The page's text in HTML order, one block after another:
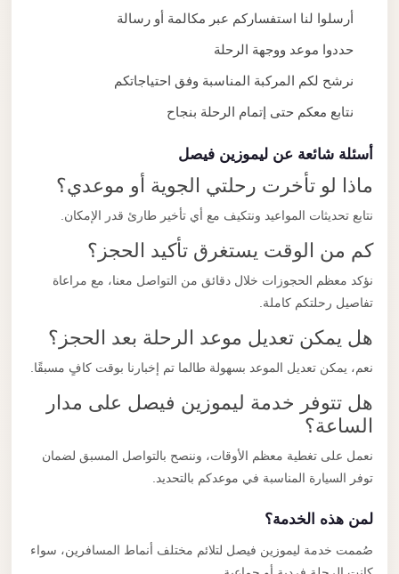
أرسلوا لنا استفساركم عبر مكالمة أو رسالة
حددوا موعد ووجهة الرحلة
نرشح لكم المركبة المناسبة وفق احتياجاتكم
نتابع معكم حتى إتمام الرحلة بنجاح
أسئلة شائعة عن ليموزين فيصل
ماذا لو تأخرت رحلتي الجوية أو موعدي؟
نتابع تحديثات المواعيد ونتكيف مع أي تأخير طارئ قدر الإمكان.
كم من الوقت يستغرق تأكيد الحجز؟
نؤكد معظم الحجوزات خلال دقائق من التواصل معنا، مع مراعاة
تفاصيل رحلتكم كاملة.
هل يمكن تعديل موعد الرحلة بعد الحجز؟
نعم، يمكن تعديل الموعد بسهولة طالما تم إخبارنا بوقت كافٍ مسبقًا.
هل تتوفر خدمة ليموزين فيصل على مدار
الساعة؟
نعمل على تغطية معظم الأوقات، وننصح بالتواصل المسبق لضمان
توفر السيارة المناسبة في موعدكم بالتحديد.
لمن هذه الخدمة؟
صُممت خدمة ليموزين فيصل لتلائم مختلف أنماط المسافرين، سواء